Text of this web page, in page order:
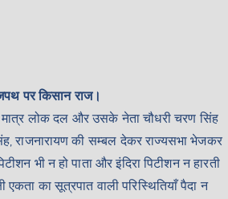
पर किसान राज।
लोक दल और उसके नेता चौधरी चरण सिंह
राजनारायण की सम्बल देकर राज्यसभा भेजकर
भी न हो पाता और इंदिरा पिटीशन न हारती
एकता का सूत्रपात वाली परिस्थितियाँ पैदा न